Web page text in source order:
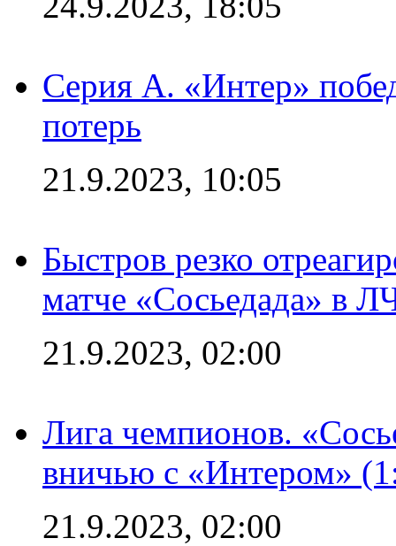
Серия А. «Интер»
потерь
21.9.2023, 10:05
Быстров резко
матче «Сосьедада» в
21.9.2023, 02:00
Лига чемпионов.
вничью с «Интером»
21.9.2023, 02:00